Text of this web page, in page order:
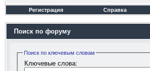
Регистрация Справка
Поиск по форуму
Поиск по ключевым словам
Ключевые слова: